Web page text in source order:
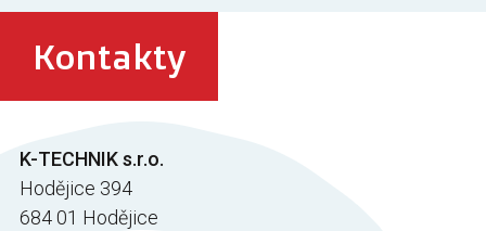
Kontakty
K-TECHNIK s.r.o.
Hodějice 394
684 01 Hodějice